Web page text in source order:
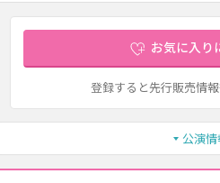
お気に入り
登録すると先行販売情
公演